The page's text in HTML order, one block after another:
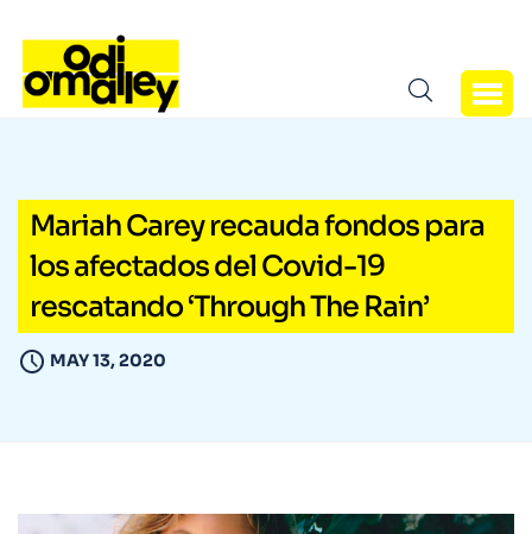
Mariah Carey recauda fondos para
los afectados del Covid-19
rescatando ‘Through The Rain’
MAY 13, 2020